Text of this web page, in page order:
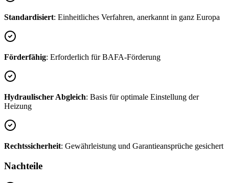
Standardisiert: Einheitliches Verfahren, anerkannt in ganz Europa
Förderfähig: Erforderlich für BAFA-Förderung
Hydraulischer Abgleich: Basis für optimale Einstellung der
Heizung
Rechtssicherheit: Gewährleistung und Garantieansprüche gesichert
Nachteile